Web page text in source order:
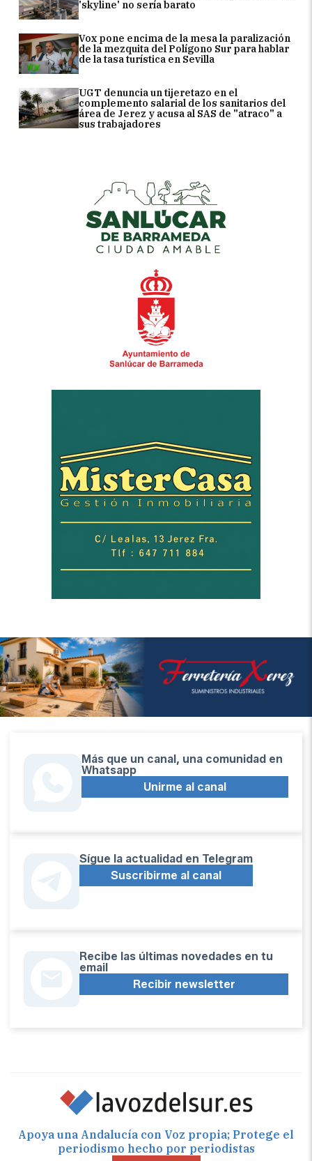
'skyline' no sería barato
Vox pone encima de la mesa la paralización
de la mezquita del Polígono Sur para hablar
de la tasa turística en Sevilla
UGT denuncia un tijeretazo en el
complemento salarial de los sanitarios del
área de Jerez y acusa al SAS de "atraco" a
sus trabajadores
Más que un canal, una comunidad en
Whatsapp
Unirme al canal
Sígue la actualidad en Telegram
Suscribirme al canal
Recibe las últimas novedades en tu
email
Recibir newsletter
Apoya una Andalucía con Voz propia; Protege el
periodismo hecho por periodistas